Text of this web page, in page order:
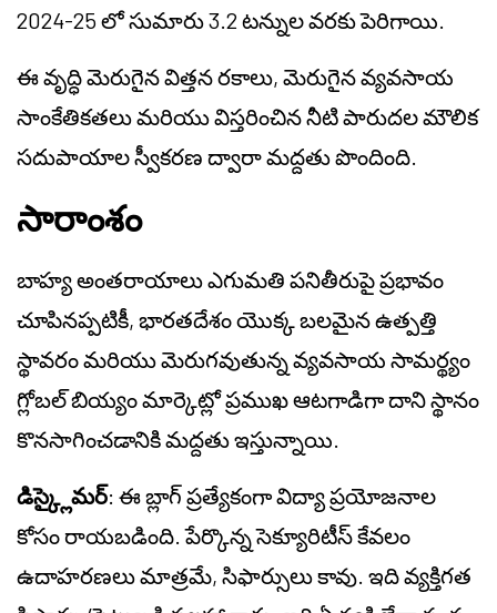
2024-25 లో సుమారు 3.2 టన్నుల వరకు పెరిగాయి.
ఈ వృద్ధి మెరుగైన విత్తన రకాలు, మెరుగైన వ్యవసాయ
సాంకేతికతలు మరియు విస్తరించిన నీటి పారుదల మౌలిక
సదుపాయాల స్వీకరణ ద్వారా మద్దతు పొందింది.
సారాంశం
బాహ్య అంతరాయాలు ఎగుమతి పనితీరుపై ప్రభావం
చూపినప్పటికీ, భారతదేశం యొక్క బలమైన ఉత్పత్తి
స్థావరం మరియు మెరుగవుతున్న వ్యవసాయ సామర్థ్యం
గ్లోబల్ బియ్యం మార్కెట్లో ప్రముఖ ఆటగాడిగా దాని స్థానం
కొనసాగించడానికి మద్దతు ఇస్తున్నాయి.
డిస్క్లైమర్: ఈ బ్లాగ్ ప్రత్యేకంగా విద్యా ప్రయోజనాల
కోసం రాయబడింది. పేర్కొన్న సెక్యూరిటీస్ కేవలం
ఉదాహరణలు మాత్రమే, సిఫార్సులు కావు. ఇది వ్యక్తిగత